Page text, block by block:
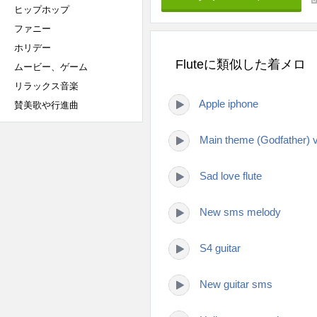
ヒップホップ
ファニー
ホリデー
ムービー、ゲーム
リラックス音楽
賛美歌や行進曲
Fluteに類似した着メロ
Apple iphone
Main theme (Godfather)
Sad love flute
New sms melody
S4 guitar
New guitar sms